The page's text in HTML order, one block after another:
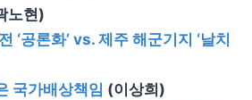
노현)
‘공론화’ vs. 제주 해군기지 ‘날치
국가배상책임 (이상희)